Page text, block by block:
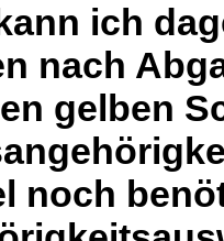
ich
nach
gelben
noch